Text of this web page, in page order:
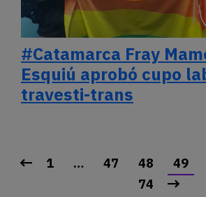
#Catamarca Fray
Esquiú aprobó cupo
travesti-trans
1 … 47 48 49
74